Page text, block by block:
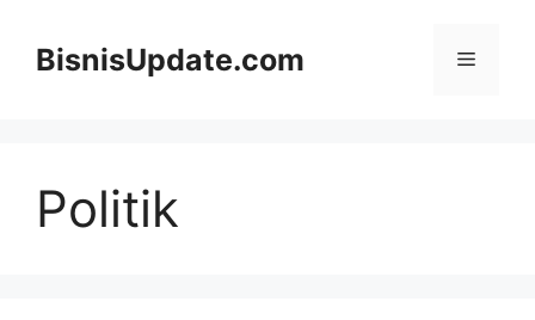
BisnisUpdate.com Menu
Politik